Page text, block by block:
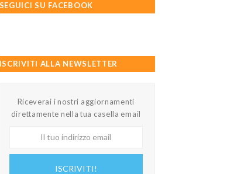
SEGUICI SU FACEBOOK
ISCRIVITI ALLA NEWSLETTER
Riceverai i nostri aggiornamenti
direttamente nella tua casella email
ISCRIVITI!